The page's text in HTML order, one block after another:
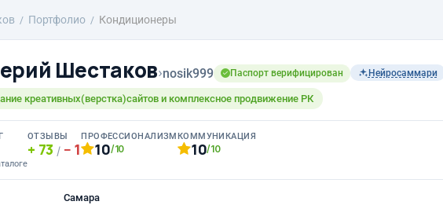
Портфолио Кондиционеры
Шестаков›nosik999 Паспорт верифицирован Нейросаммари
креативных(верстка)сайтов и комплексное продвижение РК
ОТЗЫВЫ
73 / 1
ПРОФЕССИОНАЛИЗМ
10/10
КОММУНИКАЦИЯ
10/10
Самара